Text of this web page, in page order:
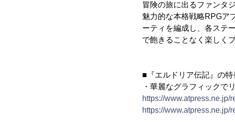
冒険の旅に出るファンタ
魅力的な本格戦略RPGア
ーティを編成し、各ステ
で飽きることなく楽しく
■『エルドリア伝記』の特
・華麗なグラフィックで
https://
https://